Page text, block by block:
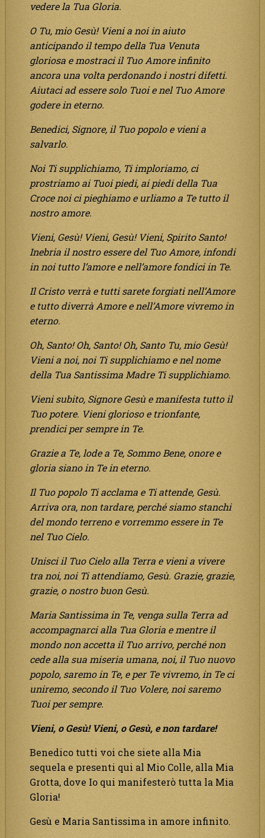
vedere la Tua Gloria.
O Tu, mio Gesù! Vieni a noi in aiuto
anticipando il tempo della Tua Venuta
gloriosa e mostraci il Tuo Amore infinito
ancora una volta perdonando i nostri difetti.
Aiutaci ad essere solo Tuoi e nel Tuo Amore
godere in eterno.
Benedici, Signore, il Tuo popolo e vieni a
salvarlo.
Noi Ti supplichiamo, Ti imploriamo, ci
prostriamo ai Tuoi piedi, ai piedi della Tua
Croce noi ci pieghiamo e urliamo a Te tutto il
nostro amore.
Vieni, Gesù! Vieni, Gesù! Vieni, Spirito Santo!
Inebria il nostro essere del Tuo Amore, infondi
in noi tutto l’amore e nell’amore fondici in Te.
Il Cristo verrà e tutti sarete forgiati nell’Amore
e tutto diverrà Amore e nell’Amore vivremo in
eterno.
Oh, Santo! Oh, Santo! Oh, Santo Tu, mio Gesù!
Vieni a noi, noi Ti supplichiamo e nel nome
della Tua Santissima Madre Ti supplichiamo.
Vieni subito, Signore Gesù e manifesta tutto il
Tuo potere. Vieni glorioso e trionfante,
prendici per sempre in Te.
Grazie a Te, lode a Te, Sommo Bene, onore e
gloria siano in Te in eterno.
Il Tuo popolo Ti acclama e Ti attende, Gesù.
Arriva ora, non tardare, perché siamo stanchi
del mondo terreno e vorremmo essere in Te
nel Tuo Cielo.
Unisci il Tuo Cielo alla Terra e vieni a vivere
tra noi, noi Ti attendiamo, Gesù. Grazie, grazie,
grazie, o nostro buon Gesù.
Maria Santissima in Te, venga sulla Terra ad
accompagnarci alla Tua Gloria e mentre il
mondo non accetta il Tuo arrivo, perché non
cede alla sua miseria umana, noi, il Tuo nuovo
popolo, saremo in Te, e per Te vivremo, in Te ci
uniremo, secondo il Tuo Volere, noi saremo
Tuoi per sempre.
Vieni, o Gesù! Vieni, o Gesù, e non tardare!
Benedico tutti voi che siete alla Mia
sequela e presenti qui al Mio Colle, alla Mia
Grotta, dove Io qui manifesterò tutta la Mia
Gloria!
Gesù e Maria Santissima in amore infinito.